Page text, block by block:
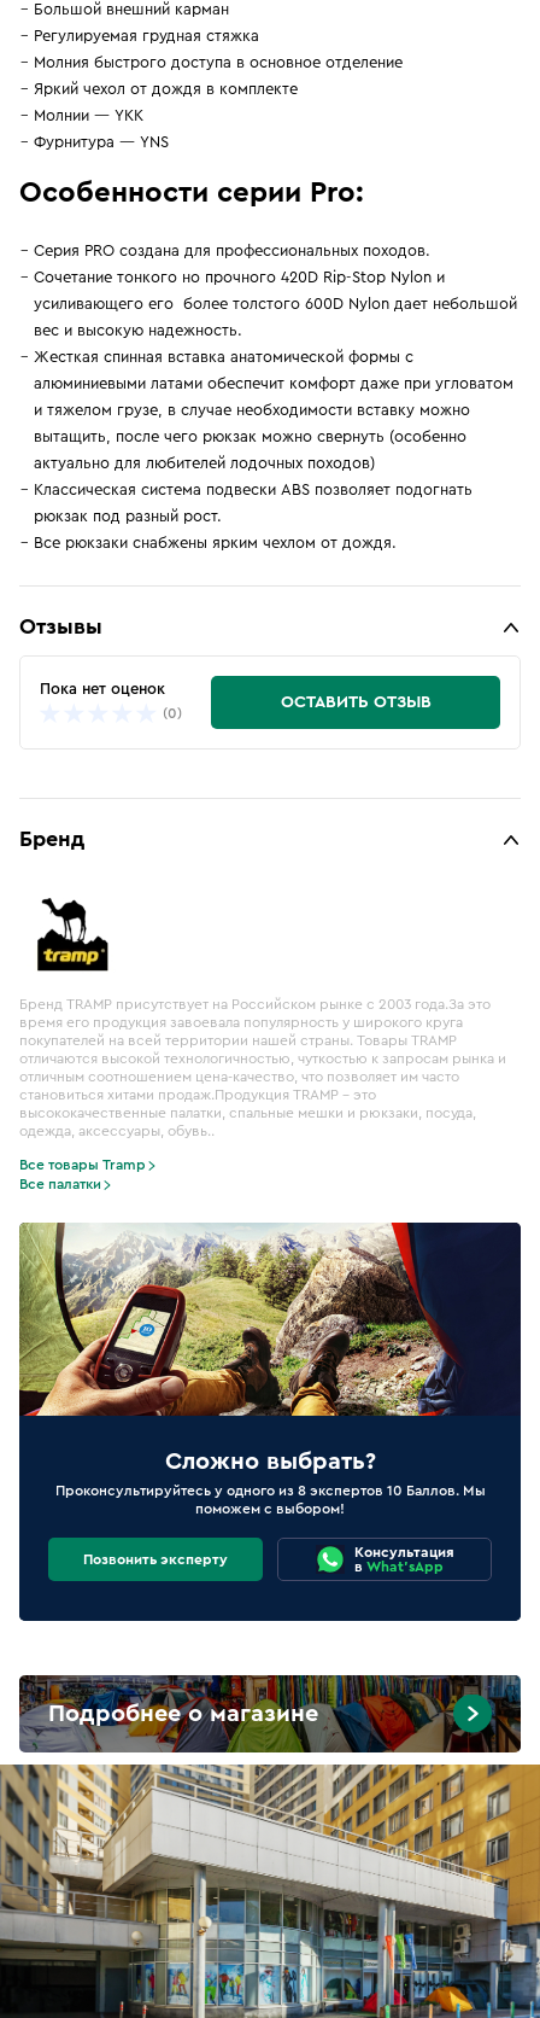
Большой внешний карман
Регулируемая грудная стяжка
Молния быстрого доступа в основное отделение
Яркий чехол от дождя в комплекте
Молнии — YKK
Фурнитура — YNS
Особенности серии Pro:
Серия PRO создана для профессиональных походов.
Сочетание тонкого но прочного 420D Rip-Stop Nylon и
усиливающего его более толстого 600D Nylon дает небольшой
вес и высокую надежность.
Жесткая спинная вставка анатомической формы с
алюминиевыми латами обеспечит комфорт даже при угловатом
и тяжелом грузе, в случае необходимости вставку можно
вытащить, после чего рюкзак можно свернуть (особенно
актуально для любителей лодочных походов)
Классическая система подвески ABS позволяет подогнать
рюкзак под разный рост.
Все рюкзаки снабжены ярким чехлом от дождя.
Отзывы
Пока нет оценок
(0)
ОСТАВИТЬ ОТЗЫВ
Бренд
Бренд TRAMP присутствует на Российском рынке с 2003 года.За это
время его продукция завоевала популярность у широкого круга
покупателей на всей территории нашей страны. Товары TRAMP
отличаются высокой технологичностью, чуткостью к запросам рынка и
отличным соотношением цена-качество, что позволяет им часто
становиться хитами продаж.Продукция TRAMP – это
высококачественные палатки, спальные мешки и рюкзаки, посуда,
одежда, аксессуары, обувь..
Все товары Tramp
Все палатки
Сложно выбрать?
Проконсультируйтесь у одного из 8 экспертов 10 Баллов. Мы
поможем с выбором!
Позвонить эксперту
Консультация
в What'sApp
Подробнее о магазине